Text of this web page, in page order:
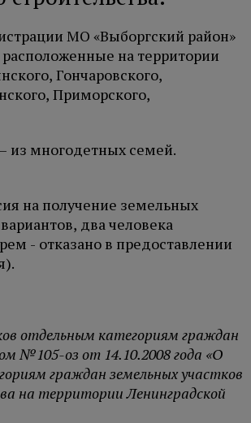
МО «Выборгский район»
на территории
Гончаровского,
Приморского,
из многодетных семей.
на получение земельных
два человека
- отказано в предоставлении
отдельным категориям граждан
№105-оз от 14.10.2008 года «О
граждан земельных участков
на территории Ленинградской